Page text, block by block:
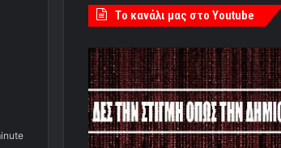
Tο κανάλι μας στο Youtube